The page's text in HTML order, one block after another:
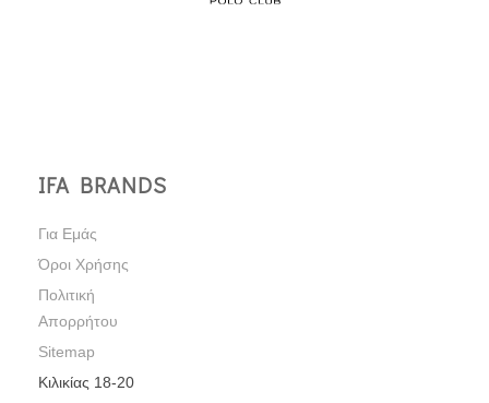
IFA BRANDS
Για Εμάς
Όροι Χρήσης
Πολιτική
Απορρήτου
Sitemap
Κιλικίας 18-20